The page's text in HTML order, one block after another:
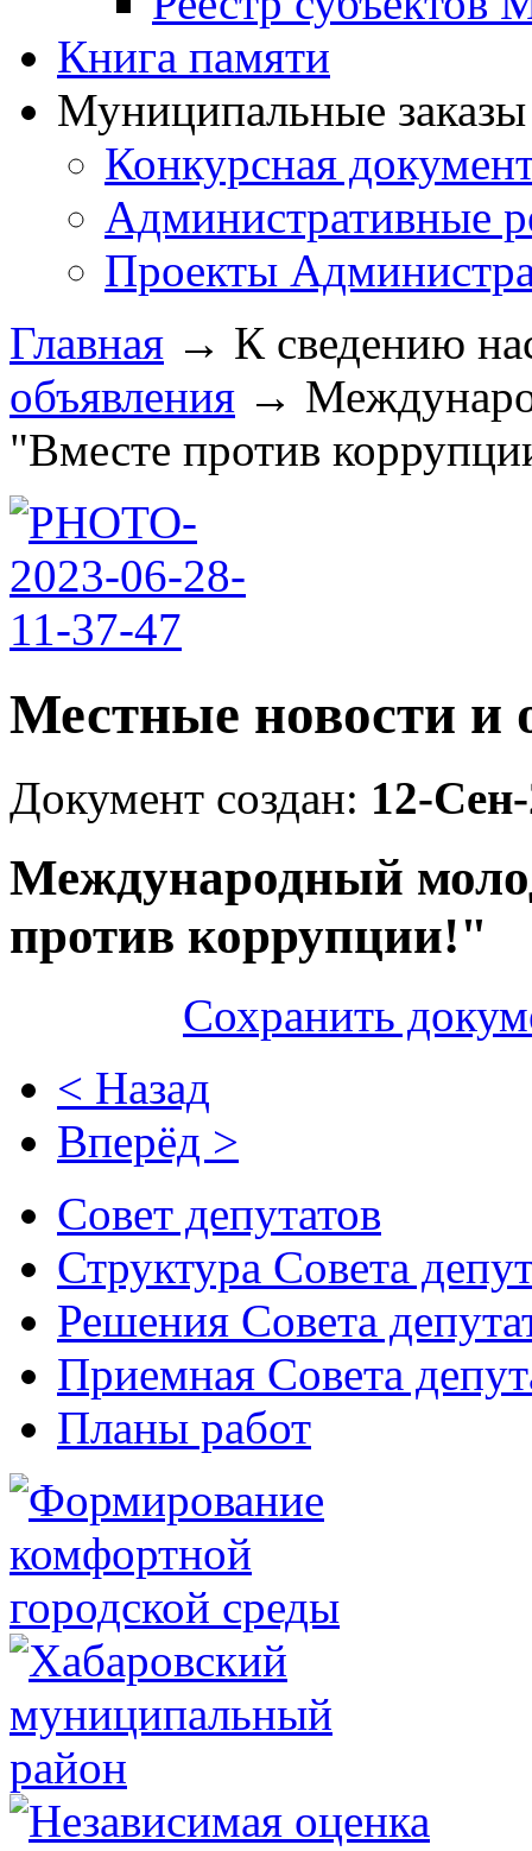
Книга памяти
Муниципальные
Конкурсная
Административные
Проекты
Главная → К сведению
объявления →
"Вместе против
Местные новости и
Документ создан: 12-
Международный
против коррупции!"
Сохранить
< Назад
Вперёд >
Совет депутатов
Структура Совета
Решения Совета
Приемная Совета
Планы работ